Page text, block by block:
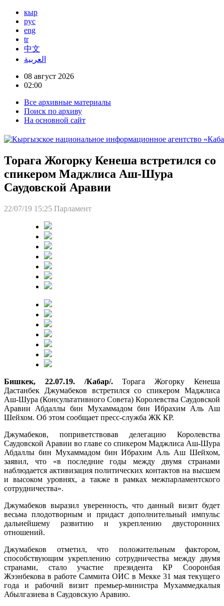
кыр
рус
eng
tr
中文
العربية
08 август 2026
02:00
Все архивные материалы
Поиск по архиву
На основной сайт
Торага Жогорку Кенеша встретился со
спикером Маджлиса Аш-Шура
Саудовской Аравии
22/07/19 15:25 Парламент
Бишкек, 22.07.19. /Кабар/.Торага Жогорку Кенеша
Дастанбек Джумабеков встретился со спикером Маджлиса
Аш-Шура (Консультативного Совета) Королевства Саудовской
Аравии Абдаллы бин Мухаммадом бин Ибрахим Аль Аш
Шейхом. Об этом сообщает пресс-служба ЖК КР.
Джумабеков, поприветствовав делегацию Королевства
Саудовской Аравии во главе со спикером Маджлиса Аш-Шура
Абдаллы бин Мухаммадом бин Ибрахим Аль Аш Шейхом,
заявил, что «в последние годы между двумя странами
наблюдается активизация политических контактов на высшем
и высоком уровнях, а также в рамках межпарламентского
сотрудничества».
Джумабеков выразил уверенность, что данный визит будет
весьма плодотворным и придаст дополнительный импульс
дальнейшему развитию и укреплению двусторонних
отношений.
Джумабеков отметил, что положительным фактором,
способствующим укреплению сотрудничества между двумя
странами, стало участие президента КР Сооронбая
Жээнбекова в работе Саммита ОИС в Мекке 31 мая текущего
года и рабочий визит премьер-министра Мухаммедкалыя
Абылгазиева в Саудовскую Аравию.